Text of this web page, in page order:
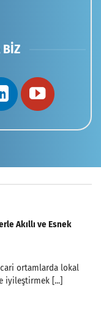
BIZ
Akıllı ve Esnek
ortamlarda lokal
iyileştirmek [...]